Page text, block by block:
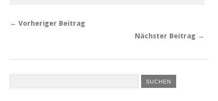
← Vorheriger Beitrag
Nächster Beitrag →